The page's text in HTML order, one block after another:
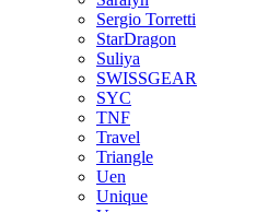
Sergio Torretti
StarDragon
Suliya
SWISSGEAR
SYC
TNF
Travel
Triangle
Uen
Unique